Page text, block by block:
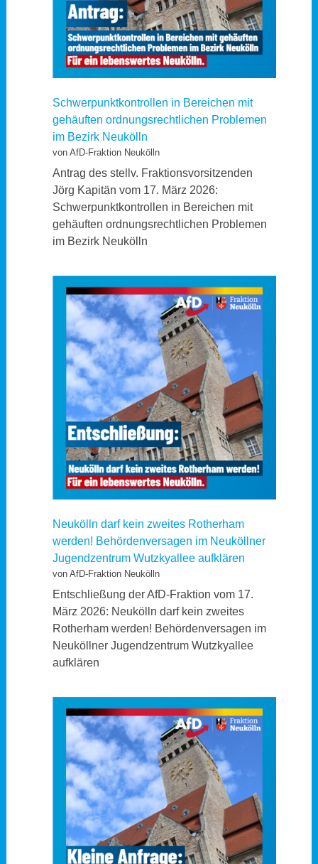
Schwerpunktkontrollen in Bereichen mit
gehäuften ordnungsrechtlichen Problemen
im Bezirk Neukölln
von AfD-Fraktion Neukölln
Antrag des stellv. Fraktionsvorsitzenden
Jörg Kapitän vom 17. März 2026:
Schwerpunktkontrollen in Bereichen mit
gehäuften ordnungsrechtlichen Problemen
im Bezirk Neukölln
Neukölln darf kein zweites Rotherham
werden! Behördenversagen im Neuköllner
Jugendzentrum Wutzkyallee aufklären
von AfD-Fraktion Neukölln
Entschließung der AfD-Fraktion vom 17.
März 2026: Neukölln darf kein zweites
Rotherham werden! Behördenversagen im
Neuköllner Jugendzentrum Wutzkyallee
aufklären